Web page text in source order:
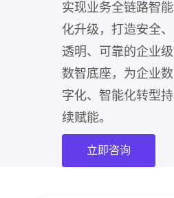
实现业务全链路智能
化升级，打造安全、
透明、可靠的企业级
数智底座，为企业数
字化、智能化转型持
续赋能。
立即咨询